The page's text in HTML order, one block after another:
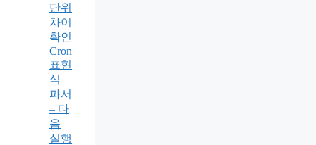
단위
차이
확인
Cron
표현
식
파서
– 다
음
실행